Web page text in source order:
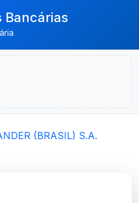
Bancárias
(BRASIL) S.A.